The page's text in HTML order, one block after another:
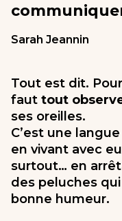
Sarah Jeannin
Tout est dit.
faut tout
ses oreilles.
C’est une
en vivant avec
surtout… en
des peluches
bonne humeur.